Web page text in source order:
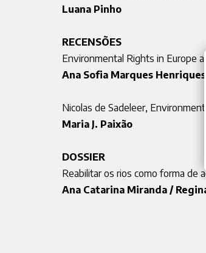
Luana Pinho
RECENSÕES
Environmental Rights in Europe
Ana Sofia Marques Henriques
Nicolas de Sadeleer,
Maria J. Paixão
DOSSIER
Reabilitar os rios como forma de
Ana Catarina Miranda /